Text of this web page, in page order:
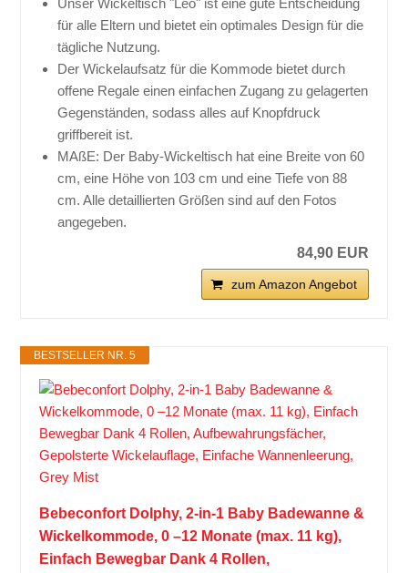
Unser Wickeltisch "Leo" ist eine gute Entscheidung
für alle Eltern und bietet ein optimales Design für die
tägliche Nutzung.
Der Wickelaufsatz für die Kommode bietet durch
offene Regale einen einfachen Zugang zu gelagerten
Gegenständen, sodass alles auf Knopfdruck
griffbereit ist.
MAßE: Der Baby-Wickeltisch hat eine Breite von 60
cm, eine Höhe von 103 cm und eine Tiefe von 88
cm. Alle detaillierten Größen sind auf den Fotos
angegeben.
84,90 EUR
zum Amazon Angebot
BESTSELLER NR. 5
Bebeconfort Dolphy, 2-in-1 Baby Badewanne &
Wickelkommode, 0 –12 Monate (max. 11 kg),
Einfach Bewegbar Dank 4 Rollen,